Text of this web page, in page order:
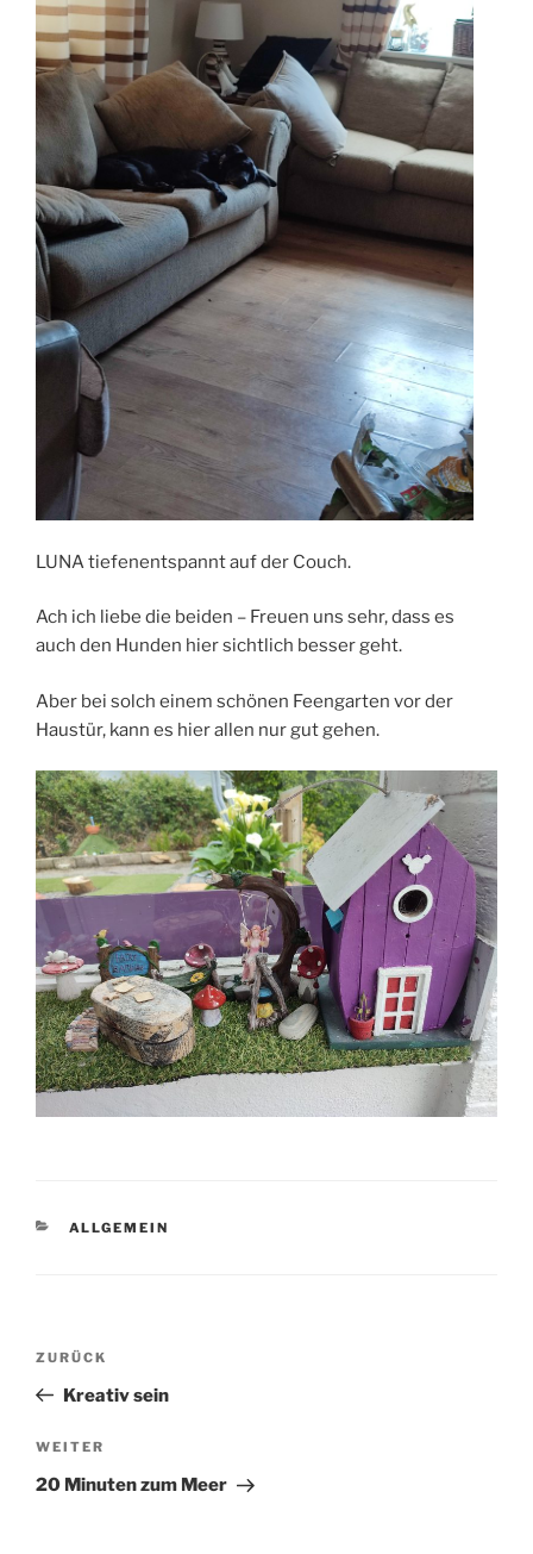
LUNA tiefenentspannt auf der Couch.
Ach ich liebe die beiden – Freuen uns sehr, dass es
auch den Hunden hier sichtlich besser geht.
Aber bei solch einem schönen Feengarten vor der
Haustür, kann es hier allen nur gut gehen.
KATEGORIEN
ALLGEMEIN
Beitragsnavigation
Vorheriger
Beitrag
ZURÜCK
Kreativ sein
Nächster
Beitrag
WEITER
20 Minuten zum Meer